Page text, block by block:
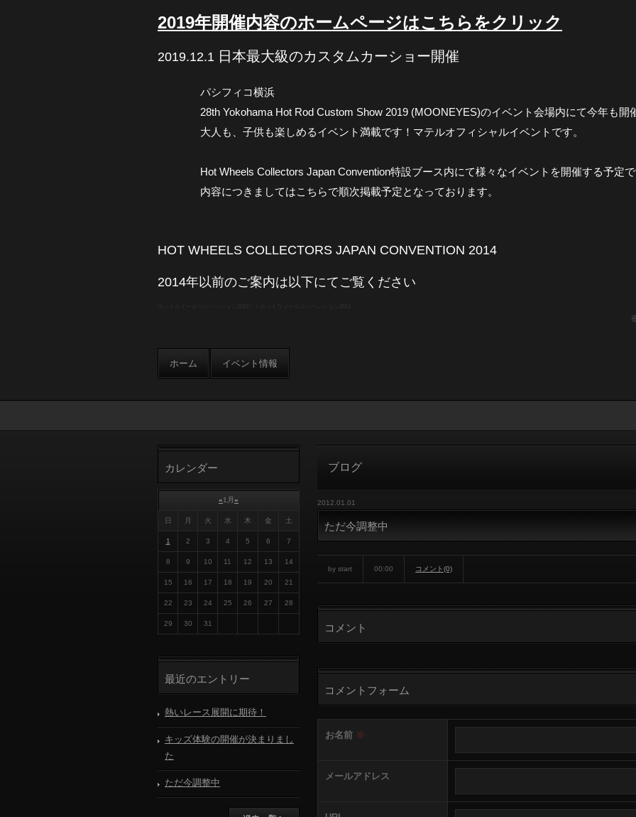
2019年開催内容のホームページはこちらをクリック
2019.12.1 日本最大級のカスタムカーショー開催
パシフィコ横浜
28th Yokohama Hot Rod Custom Show 2019 (MOONEYES)のイベント会場内にて今年も開
大人も、子供も楽しめるイベント満載です！マテルオフィシャルイベントです。
Hot Wheels Collectors Japan Convention特設ブース内にて様々なイベントを開催する予定で
内容につきましてはこちらで順次掲載予定となっております。
HOT WHEELS COLLECTORS JAPAN CONVENTION 2014
2014年以前のご案内は以下にてご覧ください
※
ホーム イベント情報
ブログ
2012.01.01
ただ今調整中
by start 00:00 コメント(0)
コメント
コメントフォーム
お名前 ※
メールアドレス
カレンダー
«1月 »
日 月 火 水 木 金 土
1 2 3 4 5 6 7
8 9 10 11 12 13 14
15 16 17 18 19 20 21
22 23 24 25 26 27 28
29 30 31
最近のエントリー
熱いレース展開に期待！
キッズ体験の開催が決まりまし
た
ただ今調整中